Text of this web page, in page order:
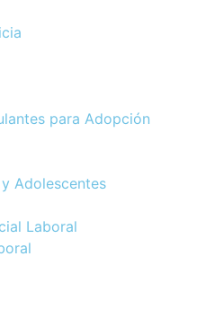
para Adopción
Adolescentes
Laboral